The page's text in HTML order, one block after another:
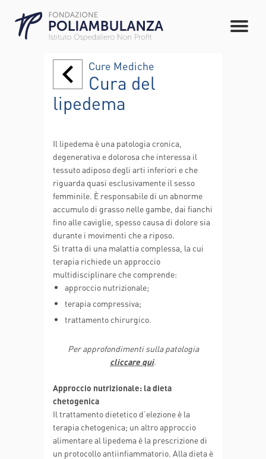
Cure Mediche
Cura del
lipedema
Il lipedema è una patologia cronica,
degenerativa e dolorosa che interessa il
tessuto adiposo degli arti inferiori e che
riguarda quasi esclusivamente il sesso
femminile. È responsabile di un abnorme
accumulo di grasso nelle gambe, dai fianchi
fino alle caviglie, spesso causa di dolore sia
durante i movimenti che a riposo.
Si tratta di una malattia complessa, la cui
terapia richiede un approccio
multidisciplinare che comprende:
approccio nutrizionale;
terapia compressiva;
trattamento chirurgico.
Per approfondimenti sulla patologia
cliccare qui.
Approccio nutrizionale: la dieta
chetogenica
Il trattamento dietetico d’elezione è la
terapia chetogenica; un altro approccio
alimentare al lipedema è la prescrizione di
un protocollo antiinfiammatorio. Alla dieta è